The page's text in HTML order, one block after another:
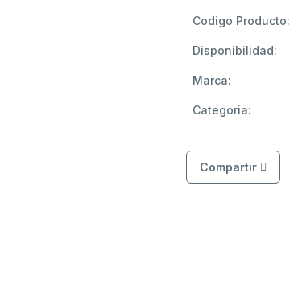
Codigo Producto:
Disponibilidad:
Marca:
Categoria:
Compartir